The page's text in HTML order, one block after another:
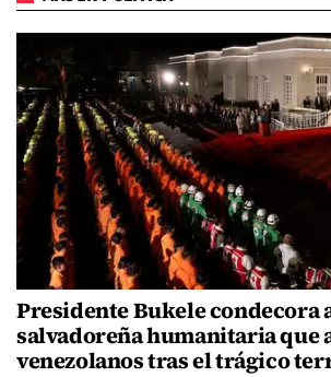
Presidente Bukele condecora
salvadoreña humanitaria que
venezolanos tras el trágico